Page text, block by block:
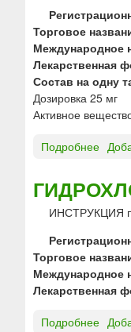
т
т
а
б
л
е
т
П
Л
Ь
Ф
А
Р
Торговое
Международное
Лекарственная
Состав на одну
Дозировка 25 мг
Активное
Подробнее
И
Д
Р
Х
Л
О
Р
ИНСТРУКЦИЯ
Торговое
Международное
Лекарственная
Подробнее